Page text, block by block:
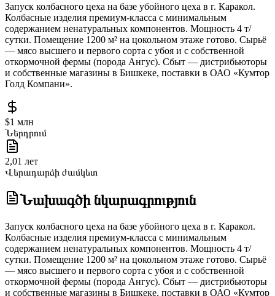
Запуск колбасного цеха на базе убойного цеха в г. Каракол.
Колбасные изделия премиум-класса с минимальным
содержанием ненатуральных компонентов. Мощность 4 т/
сутки. Помещение 1200 м² на цокольном этаже готово. Сырьё
— мясо высшего и первого сорта с убоя и с собственной
откормочной фермы (порода Ангус). Сбыт — дистрибьюторы
и собственные магазины в Бишкеке, поставки в ОАО «Кумтор
Голд Компани».
$1 млн
Ներդրում
2,01 лет
Վերադարձի ժամկետ
Նախագծի նկարագրություն
Запуск колбасного цеха на базе убойного цеха в г. Каракол.
Колбасные изделия премиум-класса с минимальным
содержанием ненатуральных компонентов. Мощность 4 т/
сутки. Помещение 1200 м² на цокольном этаже готово. Сырьё
— мясо высшего и первого сорта с убоя и с собственной
откормочной фермы (порода Ангус). Сбыт — дистрибьюторы
и собственные магазины в Бишкеке, поставки в ОАО «Кумтор